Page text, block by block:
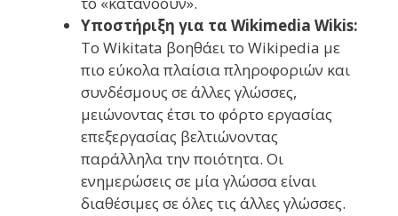
Υποστήριξη για τα Wikimedia Wikis:
Το Wikitata βοηθάει το Wikipedia με
πιο εύκολα πλαίσια πληροφοριών και
συνδέσμους σε άλλες γλώσσες,
μειώνοντας έτσι το φόρτο εργασίας
επεξεργασίας βελτιώνοντας
παράλληλα την ποιότητα. Οι
ενημερώσεις σε μία γλώσσα είναι
διαθέσιμες σε όλες τις άλλες γλώσσες.